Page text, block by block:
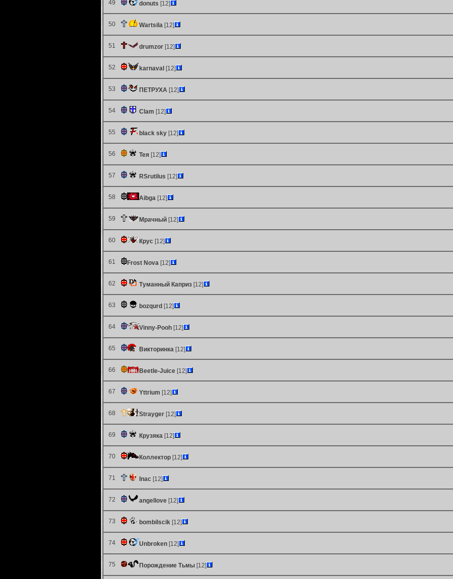
49 donuts [12]
50 Wartsila [12]
51 drumzor [12]
52 karnaval [12]
53 ПЕТРУХА [12]
54 Clam [12]
55 black sky [12]
56 Тея [12]
57 RSrutilus [12]
58 Aibga [12]
59 Мрачный [12]
60 Крус [12]
61 Frost Nova [12]
62 Туманный Каприз [12]
63 bozqurd [12]
64 Vinny-Pooh [12]
65 Викторинка [12]
66 Beetle-Juice [12]
67 Yttrium [12]
68 Strayger [12]
69 Крузяка [12]
70 Коллектор [12]
71 Inac [12]
72 angellove [12]
73 bombilscik [12]
74 Unbroken [12]
75 Порождение Тьмы [12]